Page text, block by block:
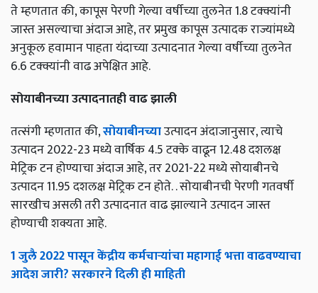
ते म्हणतात की, कापूस पेरणी गेल्या वर्षीच्या तुलनेत 1.8 टक्क्यांनी
जास्त असल्याचा अंदाज आहे, तर प्रमुख कापूस उत्पादक राज्यांमध्ये
अनुकूल हवामान पाहता यंदाच्या उत्पादनात गेल्या वर्षीच्या तुलनेत
6.6 टक्क्यांनी वाढ अपेक्षित आहे.
सोयाबीनच्या उत्पादनातही वाढ झाली
तत्संगी म्हणतात की,सोयाबीनच्याउत्पादन अंदाजानुसार, त्याचे
उत्पादन 2022-23 मध्ये वार्षिक 4.5 टक्के वाढून 12.48 दशलक्ष
मेट्रिक टन होण्याचा अंदाज आहे, तर 2021-22 मध्ये सोयाबीनचे
उत्पादन 11.95 दशलक्ष मेट्रिक टन होते. . सोयाबीनची पेरणी गतवर्षी
सारखीच असली तरी उत्पादनात वाढ झाल्याने उत्पादन जास्त
होण्याची शक्यता आहे.
1 जुलै 2022 पासून केंद्रीय कर्मचाऱ्यांचा महागाई भत्ता वाढवण्याचा
आदेश जारी? सरकारने दिली ही माहिती